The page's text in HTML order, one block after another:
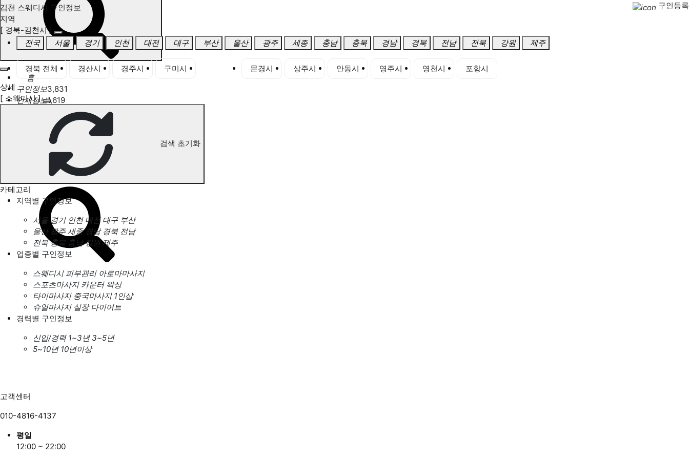
홈
구인정보3,831
인재정보1,619
고객센터
전국업체정보 마사지가이드
업체 서비스 관리
개인 서비스 관리
김천 스웨디시 구인정보
구인등록
지역
[ 경북-김천시 ]
전국
서울 경기 인천 대전 대구 부산 울산 광주 세종 충남 충북 경남 경북 전남 전북 강원 제주
경북 전체 경산시 경주시 구미시 문경시 상주시 안동시 영주시 영천시
포항시
상세
[ 스웨디시 ]
검색 초기화
카테고리
지역별 구인정보
서울 경기 인천 대전 대구 부산
울산 광주 세종 경남 경북 전남
전북 충북 충남 강원 제주
업종별 구인정보
스웨디시 피부관리 아로마마사지
스포츠마사지 카운터 왁싱
타이마사지 중국마사지 1인샵
슈얼마사지 실장 다이어트
경력별 구인정보
신입/경력 1~3년 3~5년
5~10년 10년이상
고객센터
010-4816-4137
평일
12:00 ~ 22:00